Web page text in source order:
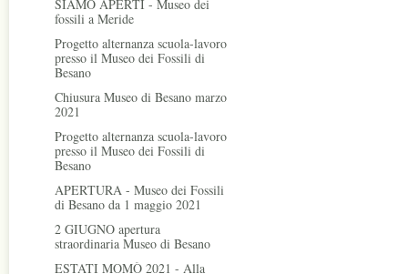
SIAMO APERTI - Museo dei
fossili a Meride
Progetto alternanza scuola-lavoro
presso il Museo dei Fossili di
Besano
Chiusura Museo di Besano marzo
2021
Progetto alternanza scuola-lavoro
presso il Museo dei Fossili di
Besano
APERTURA - Museo dei Fossili
di Besano da 1 maggio 2021
2 GIUGNO apertura
straordinaria Museo di Besano
ESTATI MOMÒ 2021 - Alla